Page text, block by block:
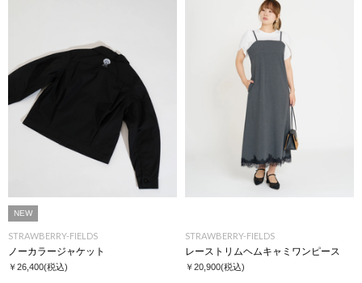
NEW
STRAWBERRY-FIELDS
ノーカラージャケット
￥26,400(税込)
STRAWBERRY-FIELDS
レーストリムヘムキャミワンピース
￥20,900(税込)